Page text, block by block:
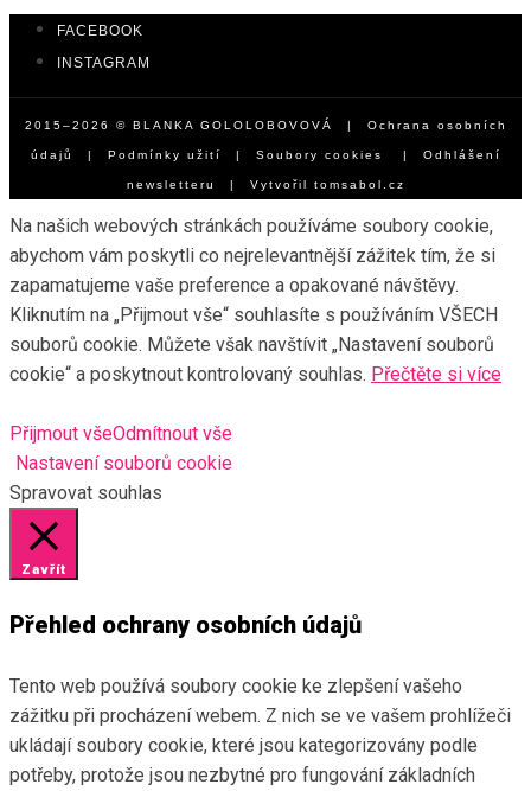
FACEBOOK
INSTAGRAM
2015–2026 © BLANKA GOLOLOBOVOVÁ | Ochrana osobních
údajů | Podmínky užití | Soubory cookies | Odhlášení
newsletteru | Vytvořil tomsabol.cz
Na našich webových stránkách používáme soubory cookie,
abychom vám poskytli co nejrelevantnější zážitek tím, že si
zapamatujeme vaše preference a opakované návštěvy.
Kliknutím na „Přijmout vše“ souhlasíte s používáním VŠECH
souborů cookie. Můžete však navštívit „Nastavení souborů
cookie“ a poskytnout kontrolovaný souhlas. Přečtěte si více
Přijmout všeOdmítnout vše
Nastavení souborů cookie
Spravovat souhlas
Zavřít
Přehled ochrany osobních údajů
Tento web používá soubory cookie ke zlepšení vašeho
zážitku při procházení webem. Z nich se ve vašem prohlížeči
ukládají soubory cookie, které jsou kategorizovány podle
potřeby, protože jsou nezbytné pro fungování základních